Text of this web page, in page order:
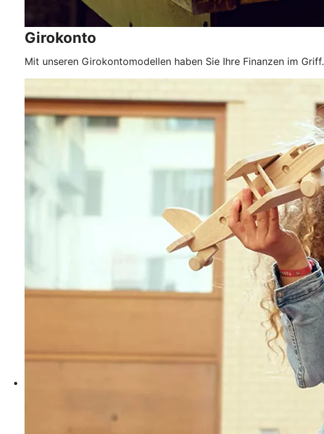
Girokonto
Mit unseren Girokontomodellen haben Sie Ihre Finanzen im Griff.